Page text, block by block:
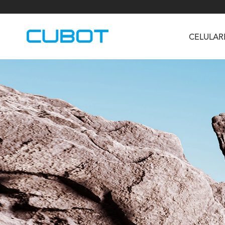
KINGKONG DURA KINGKONG E1
TAB KingKong S
U3